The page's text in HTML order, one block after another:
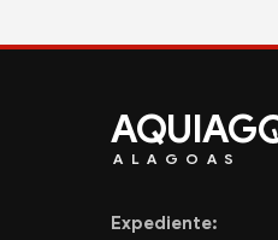
AQUIAG
ALAGOAS
Expediente: